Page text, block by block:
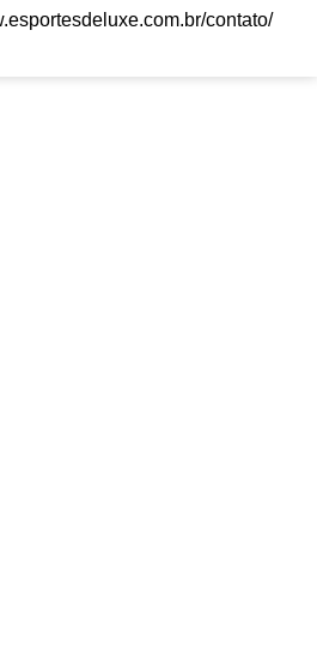
contato/